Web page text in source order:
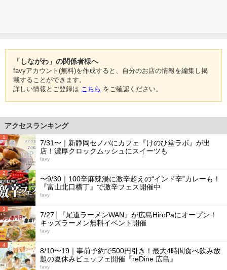
「しながわ」の関係者様へ
favyアカウント(無料)を作成すると、自分のお店の情報を編集し掲
載することができます。
詳しい情報とご登録は こちら をご確認ください。
アクセスランキング
1
7/31〜｜新静岡セノバにカフェ『けのひ堂ラボ』が出
店！濃厚クロックムッシュにスイーツも
favy
2
〜9/30｜100辛麻辣湯に激辛超えの“インド辛”カレーも！
『富山北口横丁』で激辛フェス開催中
favy
3
7/27│『尾道ラーメンWAN』が広島HiroPaにオープン！
キッズラーメン無料イベント開催
favy
4
8/10〜19｜事前予約で500円引き！最大4時間食べ飲み放
題の夏休みビュッフェ開催『reDine 広島』
favy